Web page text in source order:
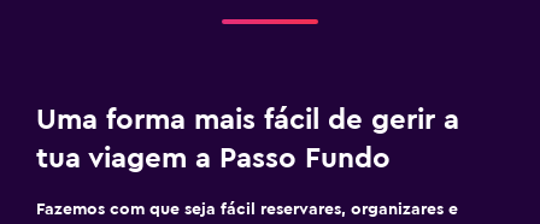
Uma forma mais fácil de gerir a
tua viagem a Passo Fundo
Fazemos com que seja fácil reservares, organizares e